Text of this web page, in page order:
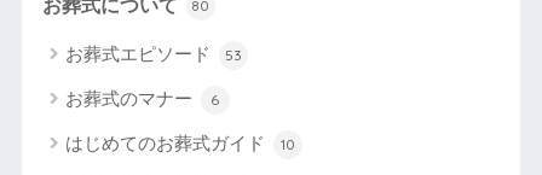
お葬式について 80
お葬式エピソード 53
お葬式のマナー 6
はじめてのお葬式ガイド 10